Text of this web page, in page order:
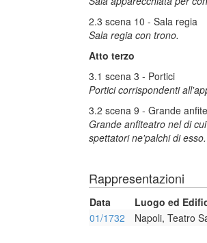
2.3 scena 10 - Sala regia
Sala regia con trono.
Atto terzo
3.1 scena 3 - Portici
Portici corrispondenti
3.2 scena 9 - Grande
Grande anfiteatro nel di
spettatori ne'palchi di
Rappresentazioni
Data Luogo ed
01/1732
Napoli, Teatro